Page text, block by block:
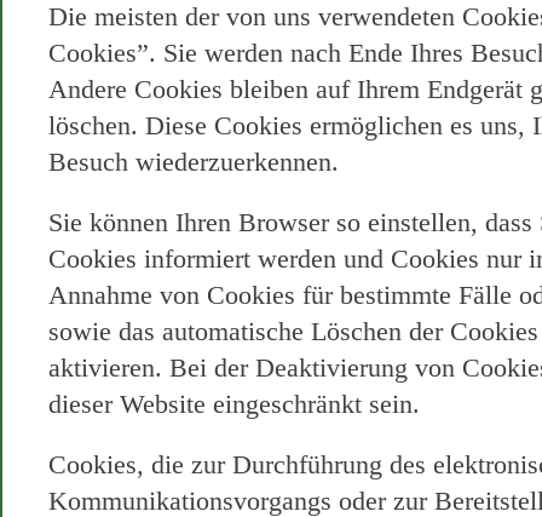
Die meisten der von uns verwendeten
Cookies”. Sie werden nach Ende Ihres
Andere Cookies bleiben auf Ihrem Endgerät
löschen. Diese Cookies ermöglichen es uns,
Besuch wiederzuerkennen.
Sie können Ihren Browser so einstellen, dass
Cookies informiert werden und Cookies nur
Annahme von Cookies für bestimmte Fälle
sowie das automatische Löschen der
aktivieren. Bei der Deaktivierung von
dieser Website eingeschränkt sein.
Cookies, die zur Durchführung des
Kommunikationsvorgangs oder zur